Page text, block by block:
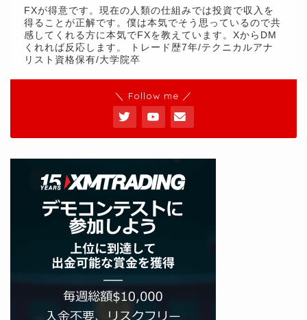
FXが得意です。現在の人類の仕組みでは投資で収入を
得ることが正解です。僕は本気でそう思っているので共
感してくれる方に本気でFXを教えています。XからDM
くれれば反応します。 トレード歴7年/テクニカルアナ
リスト資格保有/大学院卒
＼ Follow me ／